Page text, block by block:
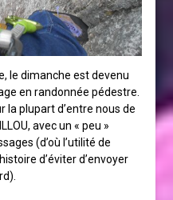
le dimanche est devenu
en randonnée pédestre.
la plupart d’entre nous de
avec un « peu »
(d’où l’utilité de
d’éviter d’envoyer